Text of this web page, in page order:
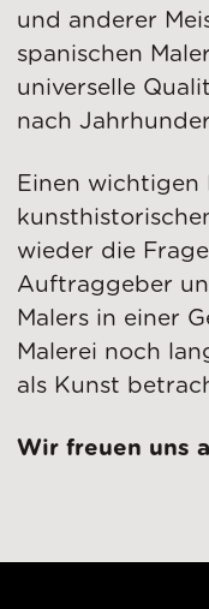
und anderer
spanischen
universelle
nach
Einen wichtigen
wieder die
Auftraggeber
Malers in einer
Malerei noch
als Kunst
Wir freuen uns